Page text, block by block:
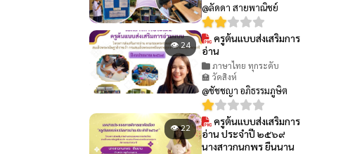
@ลัดดา สายพาณิชย์
👁 24
ครูต้นแบบส่งเสริมการ
อ่าน
ภาษาไทย ทุกระดับ
🏫 วัดสิงห์
@ชัชชญา อภิธรรมภูษิต
👁 22
ครูต้นแบบส่งเสริมการ
อ่าน ประจำปี ๒๕๖๙
นางสาวกนกพร ยืนนาน